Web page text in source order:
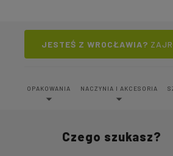
JESTEŚ Z WROCŁAWIA?
OPAKOWANIA NACZYNIA I AKCESORIA
Czego szukasz?